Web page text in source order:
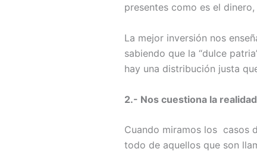
presentes como es el
La mejor inversión nos
sabiendo que la “dulce
hay una distribución justa
2.- Nos cuestiona la
Cuando miramos los casos
todo de aquellos que son